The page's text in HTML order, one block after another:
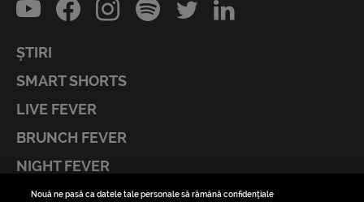
ȘTIRI
SMART SHORTS
LIVE FEVER
BRUNCH FEVER
NIGHT FEVER
LIVE FEVER CONCERT
Nouă ne pasă ca datele tale personale să rămână confidențiale